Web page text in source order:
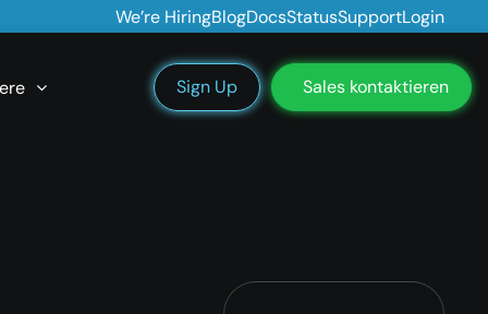
We’re HiringBlogDocsStatusSupportLogin
Sign Up Sales kontaktieren